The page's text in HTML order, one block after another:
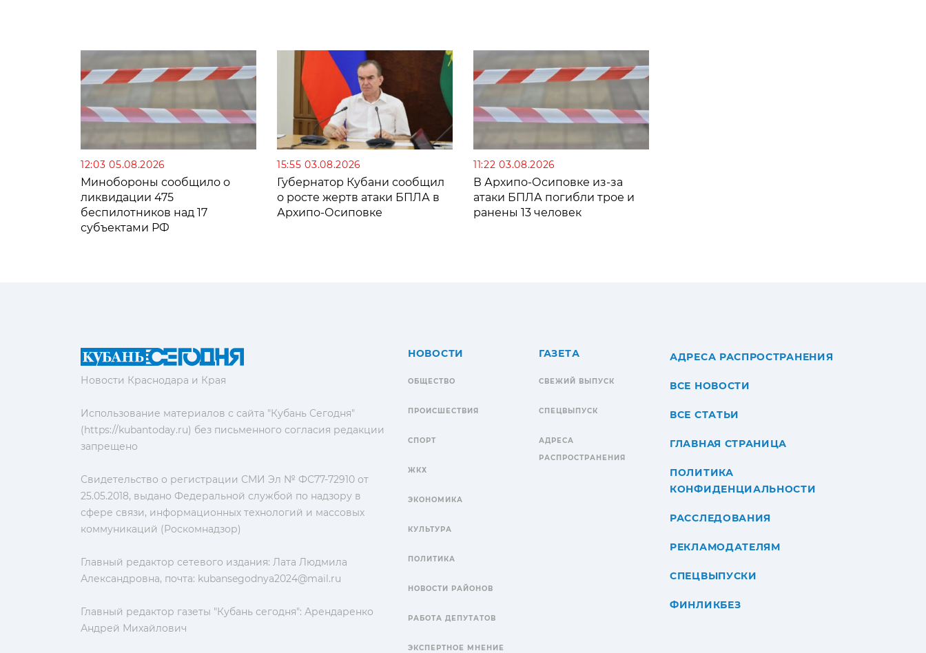
12:03 05.08.2026
Минобороны сообщило о
ликвидации 475
беспилотников над 17
субъектами РФ
15:55 03.08.2026
Губернатор Кубани сообщил
о росте жертв атаки БПЛА в
Архипо-Осиповке
11:22 03.08.2026
В Архипо-Осиповке из-за
атаки БПЛА погибли трое и
ранены 13 человек
Новости Краснодара и Края
Использование материалов с сайта "Кубань Сегодня"
(https://kubantoday.ru) без письменного согласия редакции
запрещено
Свидетельство о регистрации СМИ Эл № ФС77-72910 от
25.05.2018, выдано Федеральной службой по надзору в
сфере связи, информационных технологий и массовых
коммуникаций (Роскомнадзор)
Главный редактор сетевого издания: Лата Людмила
Александровна, почта: kubansegodnya2024@mail.ru
Главный редактор газеты "Кубань сегодня": Арендаренко
Андрей Михайлович
НОВОСТИ
ОБЩЕСТВО
ПРОИСШЕСТВИЯ
СПОРТ
ЖКХ
ЭКОНОМИКА
КУЛЬТУРА
ПОЛИТИКА
НОВОСТИ РАЙОНОВ
РАБОТА ДЕПУТАТОВ
ЭКСПЕРТНОЕ МНЕНИЕ
ГАЗЕТА
СВЕЖИЙ ВЫПУСК
СПЕЦВЫПУСК
АДРЕСА
РАСПРОСТРАНЕНИЯ
АДРЕСА РАСПРОСТРАНЕНИЯ
ВСЕ НОВОСТИ
ВСЕ СТАТЬИ
ГЛАВНАЯ СТРАНИЦА
ПОЛИТИКА
КОНФИДЕНЦИАЛЬНОСТИ
РАССЛЕДОВАНИЯ
РЕКЛАМОДАТЕЛЯМ
СПЕЦВЫПУСКИ
ФИНЛИКБЕЗ